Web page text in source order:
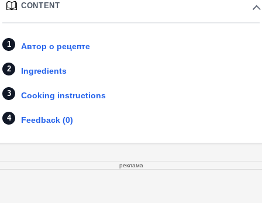
CONTENT
Автор о рецепте
Ingredients
Cooking instructions
Feedback (0)
реклама